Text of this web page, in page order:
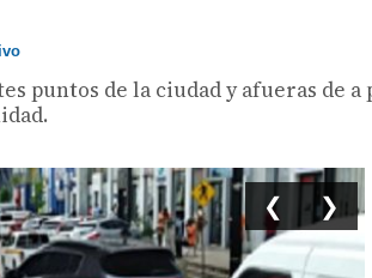
puntos de la ciudad y afueras de
❮ ❯